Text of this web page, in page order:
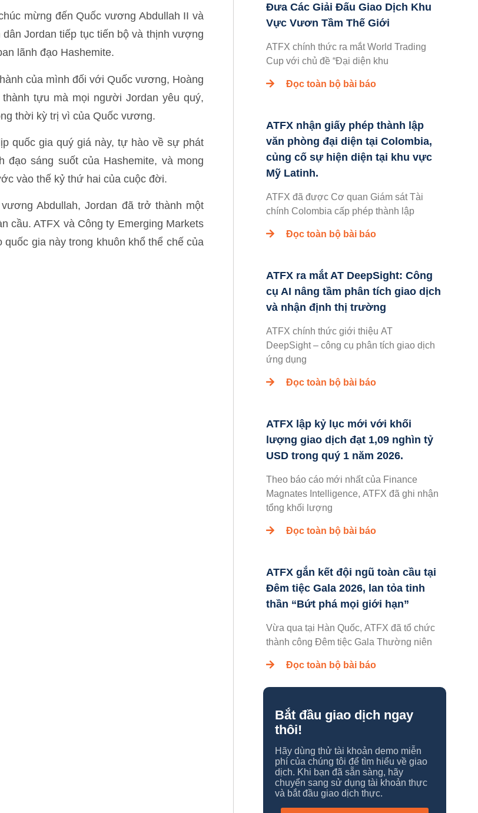
mừng đến Quốc vương Abdullah II và
Jordan tiếp tục tiến bộ và thịnh vượng
lãnh đạo Hashemite.
của mình đối với Quốc vương, Hoàng
tựu mà mọi người Jordan yêu quý,
thời kỳ trị vì của Quốc vương.
quốc gia quý giá này, tự hào về sự phát
sáng suốt của Hashemite, và mong
vào thế kỷ thứ hai của cuộc đời.
Abdullah, Jordan đã trở thành một
cầu. ATFX và Công ty Emerging Markets
gia này trong khuôn khổ thể chế của
Đưa Các Giải Đấu Giao Dịch Khu
Vực Vươn Tầm Thế Giới
ATFX chính thức ra mắt World Trading
Cup với chủ đề “Đại diện khu
Đọc toàn bộ bài báo
ATFX nhận giấy phép thành lập
văn phòng đại diện tại Colombia,
củng cố sự hiện diện tại khu vực
Mỹ Latinh.
ATFX đã được Cơ quan Giám sát Tài
chính Colombia cấp phép thành lập
Đọc toàn bộ bài báo
ATFX ra mắt AT DeepSight: Công
cụ AI nâng tầm phân tích giao dịch
và nhận định thị trường
ATFX chính thức giới thiệu AT
DeepSight – công cụ phân tích giao dịch
ứng dụng
Đọc toàn bộ bài báo
ATFX lập kỷ lục mới với khối
lượng giao dịch đạt 1,09 nghìn tỷ
USD trong quý 1 năm 2026.
Theo báo cáo mới nhất của Finance
Magnates Intelligence, ATFX đã ghi nhận
tổng khối lượng
Đọc toàn bộ bài báo
ATFX gắn kết đội ngũ toàn cầu tại
Đêm tiệc Gala 2026, lan tỏa tinh
thần “Bứt phá mọi giới hạn”
Vừa qua tại Hàn Quốc, ATFX đã tổ chức
thành công Đêm tiệc Gala Thường niên
Đọc toàn bộ bài báo
Bắt đầu giao dịch ngay
thôi!
Hãy dùng thử tài khoản demo miễn
phí của chúng tôi để tìm hiểu về giao
dịch. Khi bạn đã sẵn sàng, hãy
chuyển sang sử dụng tài khoản thực
và bắt đầu giao dịch thực.